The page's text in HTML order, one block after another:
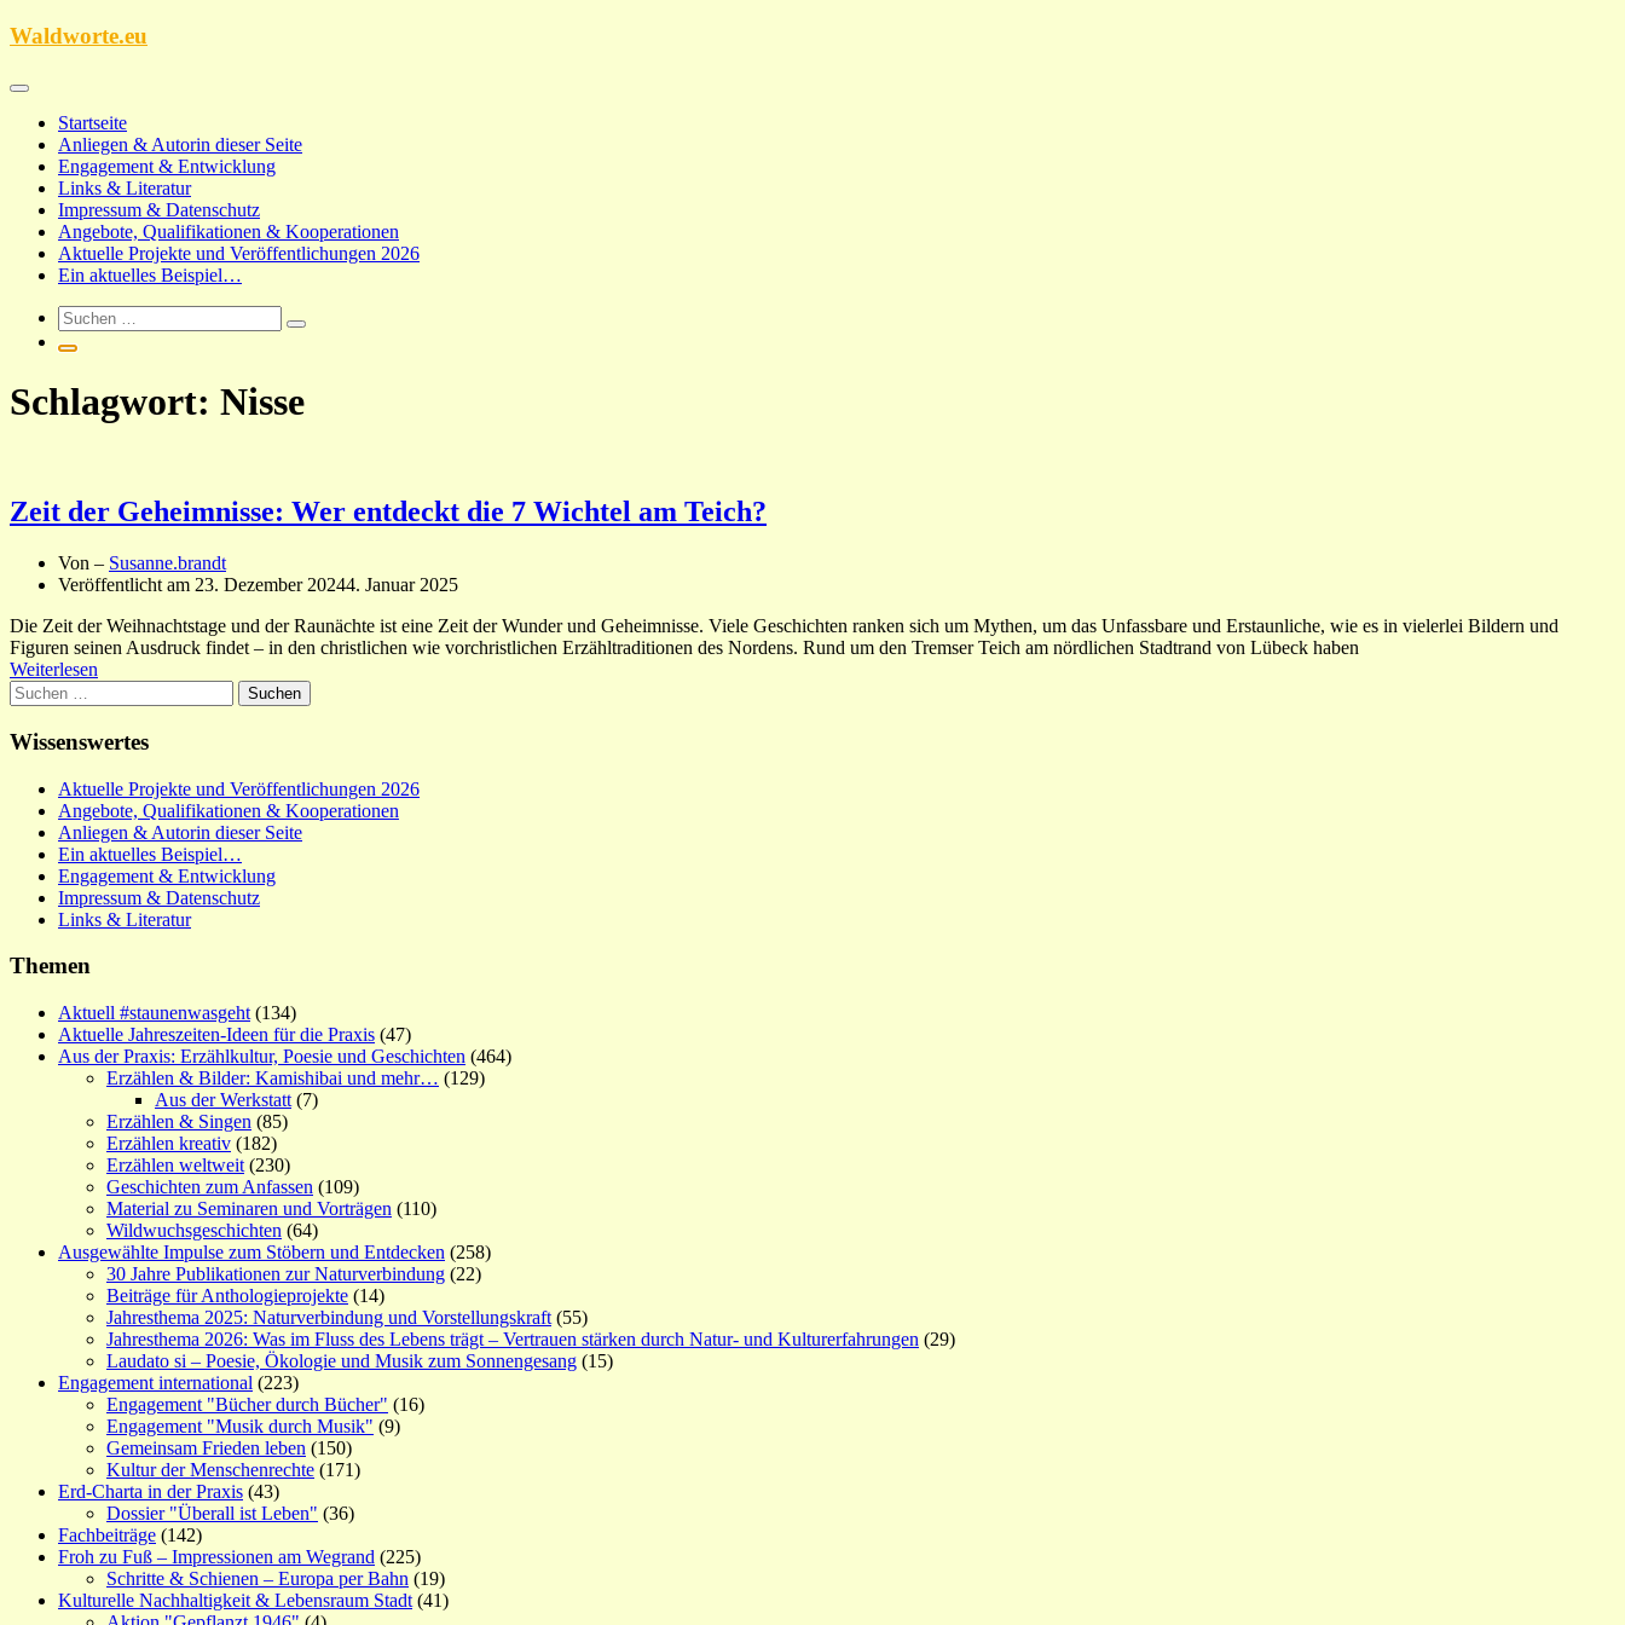
Zum
Waldworte.eu
Startseite
Anliegen & Autorin dieser Seite
Engagement & Entwicklung
Links & Literatur
Impressum & Datenschutz
Angebote, Qualifikationen & Kooperationen
Aktuelle Projekte und Veröffentlichungen 2026
Ein aktuelles Beispiel…
Schlagwort: Nisse
Zeit der Geheimnisse: Wer entdeckt die 7 Wichtel am Teich?
Von – Susanne.brandt
Veröffentlicht am 23. Dezember 20244. Januar 2025
Die Zeit der Weihnachtstage und der Raunächte ist eine Zeit der Wunder und Geheimnisse. Viele Geschichten ranken sich um Mythen, um das Unfassbare und Erstaunliche, wie es in vielerlei Bildern und
Figuren seinen Ausdruck findet – in den christlichen wie vorchristlichen Erzähltraditionen des Nordens. Rund um den Tremser Teich am nördlichen Stadtrand von Lübeck haben
Weiterlesen
Suchen
nach:
Wissenswertes
Aktuelle Projekte und Veröffentlichungen 2026
Angebote, Qualifikationen & Kooperationen
Anliegen & Autorin dieser Seite
Ein aktuelles Beispiel…
Engagement & Entwicklung
Impressum & Datenschutz
Links & Literatur
Themen
Aktuell #staunenwasgeht (134)
Aktuelle Jahreszeiten-Ideen für die Praxis (47)
Aus der Praxis: Erzählkultur, Poesie und Geschichten (464)
Erzählen & Bilder: Kamishibai und mehr… (129)
Aus der Werkstatt (7)
Erzählen & Singen (85)
Erzählen kreativ (182)
Erzählen weltweit (230)
Geschichten zum Anfassen (109)
Material zu Seminaren und Vorträgen (110)
Wildwuchsgeschichten (64)
Ausgewählte Impulse zum Stöbern und Entdecken (258)
30 Jahre Publikationen zur Naturverbindung (22)
Beiträge für Anthologieprojekte (14)
Jahresthema 2025: Naturverbindung und Vorstellungskraft (55)
Jahresthema 2026: Was im Fluss des Lebens trägt – Vertrauen stärken durch Natur- und Kulturerfahrungen (29)
Laudato si – Poesie, Ökologie und Musik zum Sonnengesang (15)
Engagement international (223)
Engagement "Bücher durch Bücher" (16)
Engagement "Musik durch Musik" (9)
Gemeinsam Frieden leben (150)
Kultur der Menschenrechte (171)
Erd-Charta in der Praxis (43)
Dossier "Überall ist Leben" (36)
Fachbeiträge (142)
Froh zu Fuß – Impressionen am Wegrand (225)
Schritte & Schienen – Europa per Bahn (19)
Kulturelle Nachhaltigkeit & Lebensraum Stadt (41)